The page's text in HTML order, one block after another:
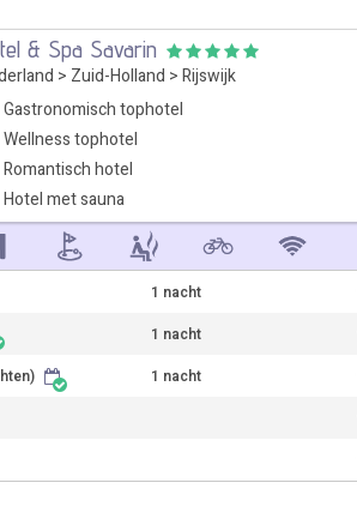
& Spa Savarin
> Zuid-Holland > Rijswijk
Gastronomisch tophotel
Wellness tophotel
Romantisch hotel
Hotel met sauna
1 nacht
1 nacht
1 nacht